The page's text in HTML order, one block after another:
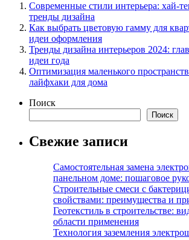
Современные стили интерьера: хай-
тренды дизайна
Как выбрать цветовую гамму для
идеи оформления
Тренды дизайна интерьеров 2024:
идеи года
Оптимизация маленького
лайфхаки для дома
Поиск
Поиск
Свежие записи
Самостоятельная замена
панельном доме: пошаговое
Строительные смеси с
свойствами: преимущества и
Геотекстиль в строительстве:
области применения
Технология заземления